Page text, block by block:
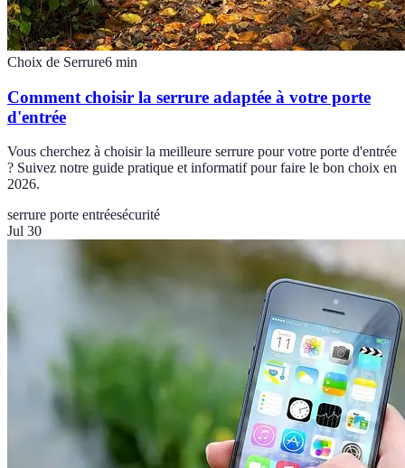
Choix de Serrure6 min
Comment choisir la serrure adaptée à votre porte
d'entrée
Vous cherchez à choisir la meilleure serrure pour votre porte d'entrée
? Suivez notre guide pratique et informatif pour faire le bon choix en
2026.
serrure porte entréesécurité
Jul 30